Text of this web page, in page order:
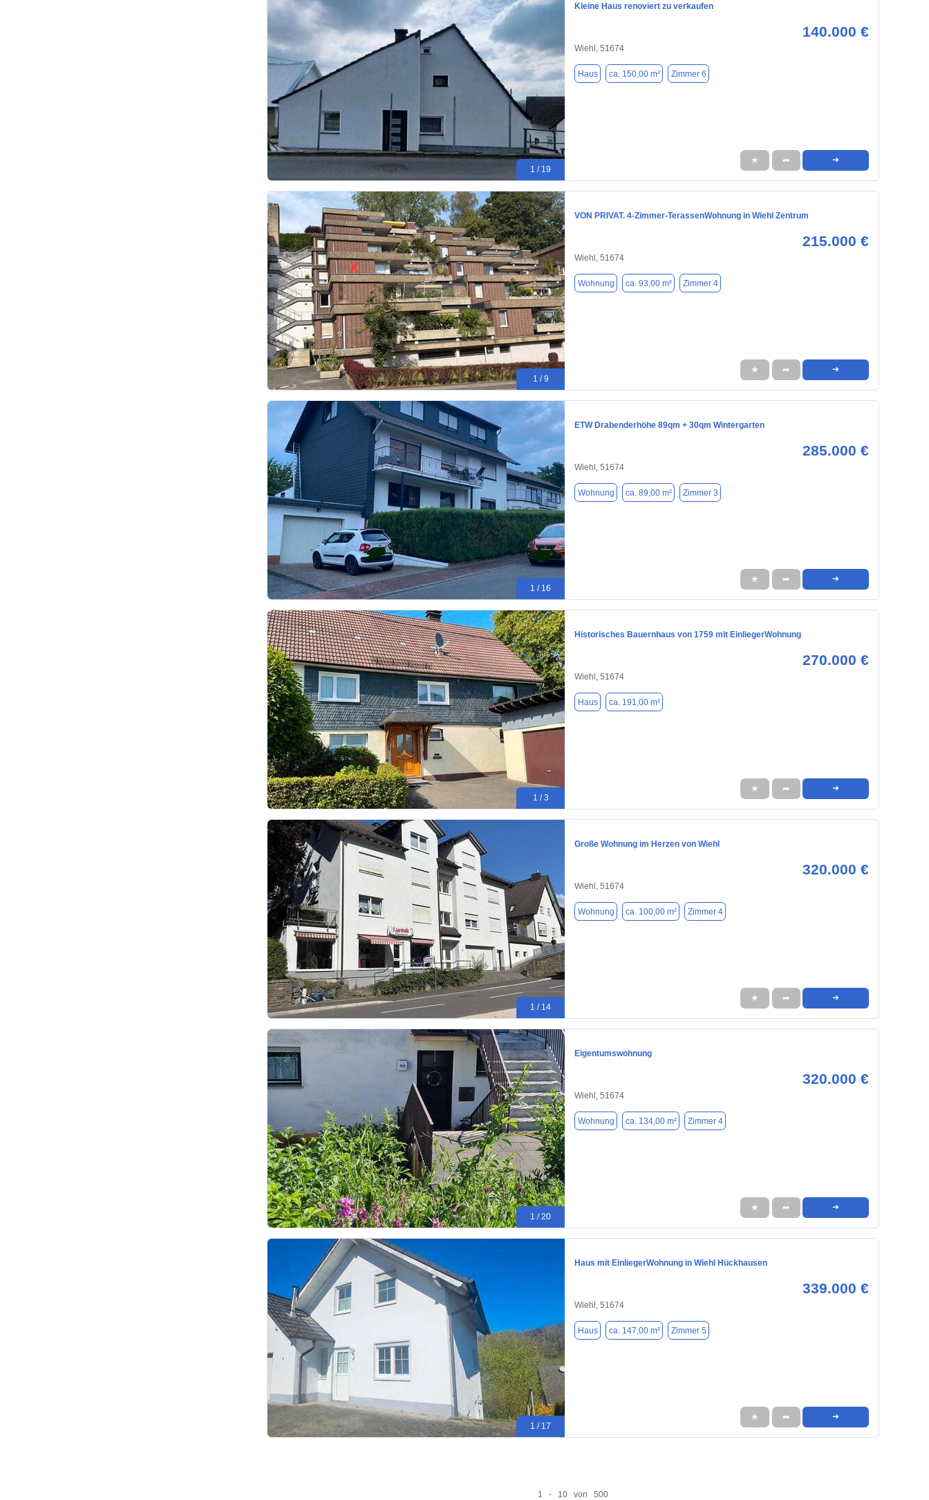
1 / 19
Kleine Haus renoviert zu verkaufen
140.000 €
Wiehl, 51674
Haus ca. 150,00 m² Zimmer 6
★ ➦ ➜
1 / 9
VON PRIVAT. 4-Zimmer-TerassenWohnung in Wiehl Zentrum
215.000 €
Wiehl, 51674
Wohnung ca. 93,00 m² Zimmer 4
★ ➦ ➜
1 / 16
ETW Drabenderhöhe 89qm + 30qm Wintergarten
285.000 €
Wiehl, 51674
Wohnung ca. 89,00 m² Zimmer 3
★ ➦ ➜
1 / 3
Historisches Bauernhaus von 1759 mit EinliegerWohnung
270.000 €
Wiehl, 51674
Haus ca. 191,00 m²
★ ➦ ➜
1 / 14
Große Wohnung im Herzen von Wiehl
320.000 €
Wiehl, 51674
Wohnung ca. 100,00 m² Zimmer 4
★ ➦ ➜
1 / 20
Eigentumswohnung
320.000 €
Wiehl, 51674
Wohnung ca. 134,00 m² Zimmer 4
★ ➦ ➜
1 / 17
Haus mit EinliegerWohnung in Wiehl Hückhausen
339.000 €
Wiehl, 51674
Haus ca. 147,00 m² Zimmer 5
★ ➦ ➜
1 - 10 von 500